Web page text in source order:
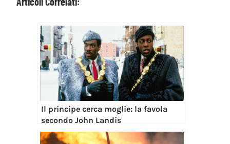
Il principe cerca moglie: la favola
secondo John Landis